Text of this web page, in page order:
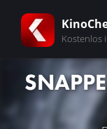
Kostenlos